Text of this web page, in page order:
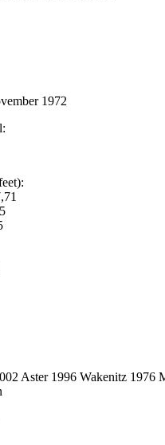
1972
Aster 1996 Wakenitz 1976